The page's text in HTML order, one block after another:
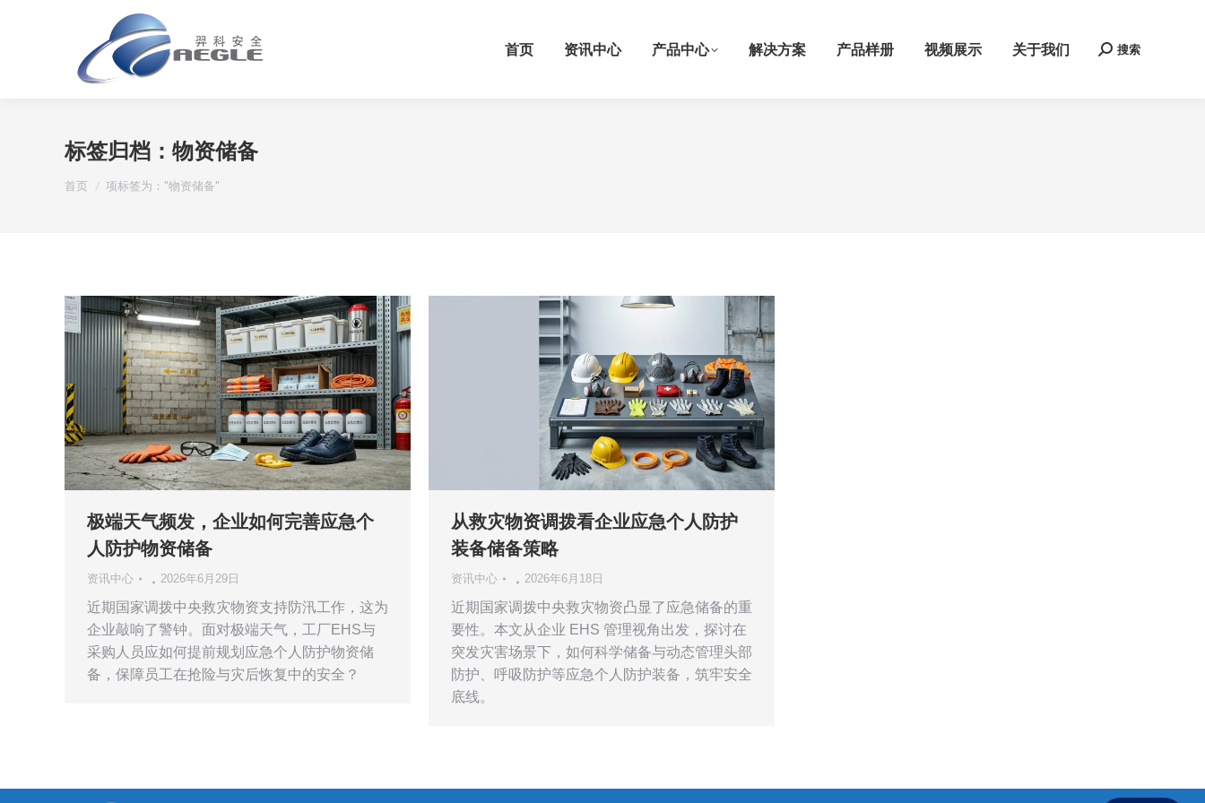
首页 资讯中心 产品中心 解决方案 产品样册 视频展示 关于我们 Search:
搜索
标签归档： 物资储备
您在这里：
首页 项标签为："物资储备"
极端天气频发，企业如何完善应急个
人防护物资储备
资讯中心 2026年6月29日
近期国家调拨中央救灾物资支持防汛工作，这为
企业敲响了警钟。面对极端天气，工厂EHS与
采购人员应如何提前规划应急个人防护物资储
备，保障员工在抢险与灾后恢复中的安全？
从救灾物资调拨看企业应急个人防护
装备储备策略
资讯中心 2026年6月18日
近期国家调拨中央救灾物资凸显了应急储备的重
要性。本文从企业 EHS 管理视角出发，探讨在
突发灾害场景下，如何科学储备与动态管理头部
防护、呼吸防护等应急个人防护装备，筑牢安全
底线。